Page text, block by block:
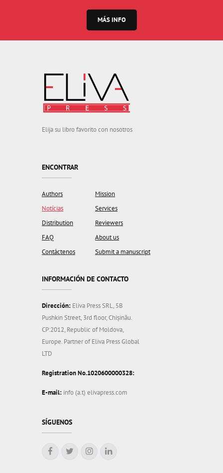
MÁS INFO
Elija su libro favorito con nosotros
ENCONTRAR
Authors
Notícias
Distribution
FAQ
Contáctenos
Mission
Services
Reviewers
About us
Submit a manuscript
SÍGUENOS
INFORMACIÓN DE CONTACTO
Dirección: Eliva Press SRL, 5B
Pushkin Street, 3rd floor, Chișinău.
CP:2012, Republic of Moldova,
Europe. Partner of Eliva Press Global
LTD
Registration No.1020600000328:
E-mail: info (a.t) elivapress.com